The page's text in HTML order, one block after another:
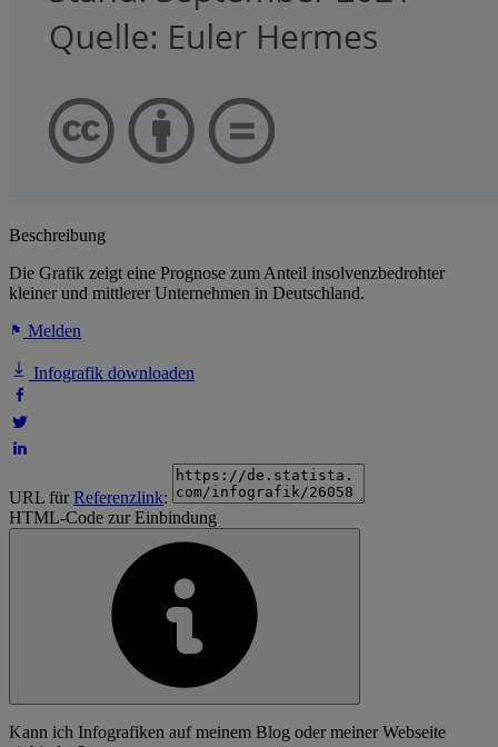
Beschreibung
Die Grafik zeigt eine Prognose zum Anteil insolvenzbedrohter
kleiner und mittlerer Unternehmen in Deutschland.
Melden
Infografik downloaden
URL fürReferenzlink:
HTML-Code zur Einbindung
Kann ich Infografiken auf meinem Blog oder meiner Webseite